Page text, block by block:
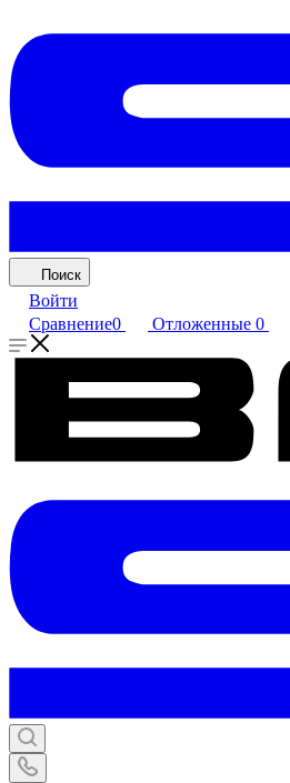
Поиск
Войти
Сравнение0 Отложенные 0